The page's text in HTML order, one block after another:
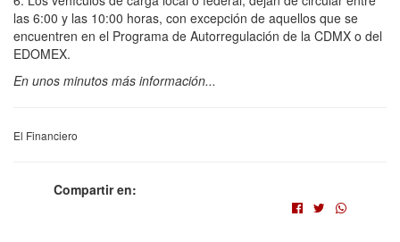
las 6:00 y las 10:00 horas, con excepción de aquellos que se
encuentren en el Programa de Autorregulación de la CDMX o del
EDOMEX.
En unos minutos más información...
El Financiero
Compartir en: